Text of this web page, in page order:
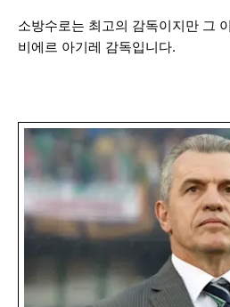
소방수로는 최고의 감독이지만 그
비에르 아기레 감독입니다.